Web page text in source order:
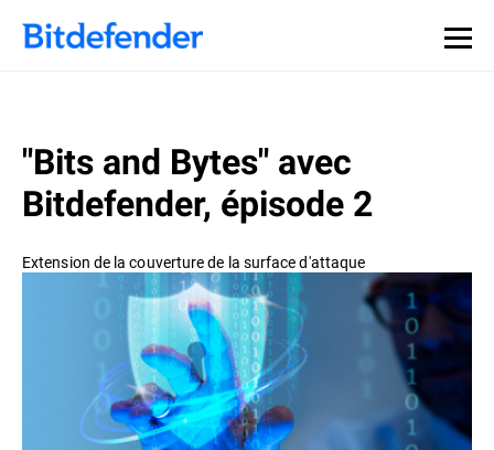
Souveraineté des données en cybersécurité : webinaire
en direct, le 30 juillet .Inscrivez-vous >>
"Bits and Bytes" avec
Bitdefender, épisode 2
Extension de la couverture de la surface d'attaque